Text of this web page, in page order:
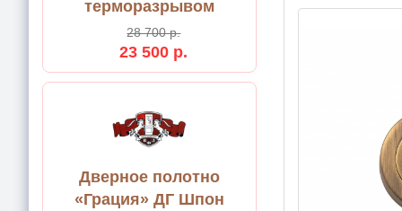
терморазрывом
28 700 р.
23 500 р.
Дверное полотно
«Грация» ДГ Шпон